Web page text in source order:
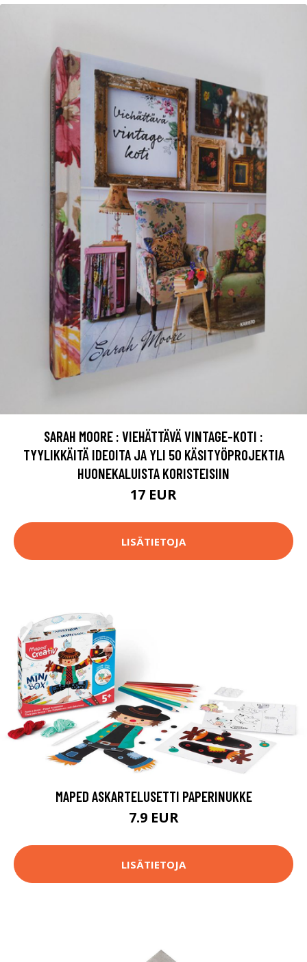
SARAH MOORE : VIEHÄTTÄVÄ VINTAGE-KOTI :
TYYLIKKÄITÄ IDEOITA JA YLI 50 KÄSITYÖPROJEKTIA
HUONEKALUISTA KORISTEISIIN
17 EUR
LISÄTIETOJA
MAPED ASKARTELUSETTI PAPERINUKKE
7.9 EUR
LISÄTIETOJA